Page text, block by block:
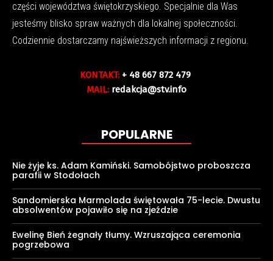
części województwa świętokrzyskiego. Specjalnie dla Was
jesteśmy blisko spraw ważnych dla lokalnej społeczności.
Codziennie dostarczamy najświeższych informacji z regionu.
KONTAKT: + 48 667 872 479
MAIL: redakcja@stv.info
POPULARNE
Nie żyje ks. Adam Kamiński. Samobójstwo proboszcza
parafii w Stodołach
Sandomierska Marmolada świętowała 75-lecie. Dwustu
absolwentów pojawiło się na zjeździe
Ewelinę Bień żegnały tłumy. Wzruszająca ceremonia
pogrzebowa